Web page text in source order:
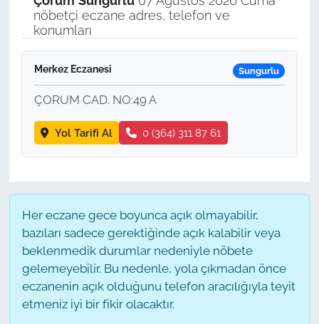
nöbetçi eczane adres, telefon ve
konumları
Merkez Eczanesi Sungurlu
ÇORUM CAD. NO:49 A
Yol Tarifi Al 0 (364) 311 87 61
Her eczane gece boyunca açık olmayabilir,
bazıları sadece gerektiğinde açık kalabilir veya
beklenmedik durumlar nedeniyle nöbete
gelemeyebilir. Bu nedenle, yola çıkmadan önce
eczanenin açık olduğunu telefon aracılığıyla teyit
etmeniz iyi bir fikir olacaktır.